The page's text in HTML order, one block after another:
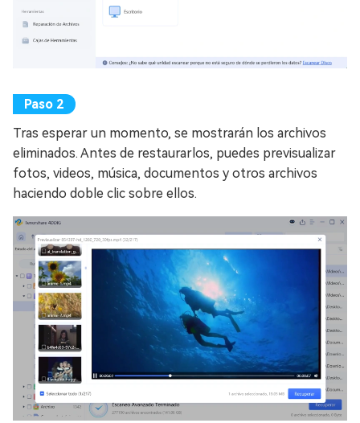
Tras esperar un momento, se mostrarán los archivos
eliminados. Antes de restaurarlos, puedes previsualizar
fotos, videos, música, documentos y otros archivos
haciendo doble clic sobre ellos.